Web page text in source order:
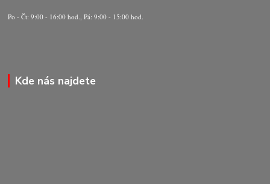
Po - Čt: 9:00 - 16:00 hod., Pá: 9:00 - 15:00 hod.
Kde nás najdete